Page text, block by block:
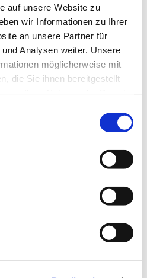
auf unsere Website zu
wir Informationen zu Ihrer
an unsere Partner für
Analysen weiter. Unsere
möglicherweise mit
die Sie ihnen bereitgestellt
Sie auch